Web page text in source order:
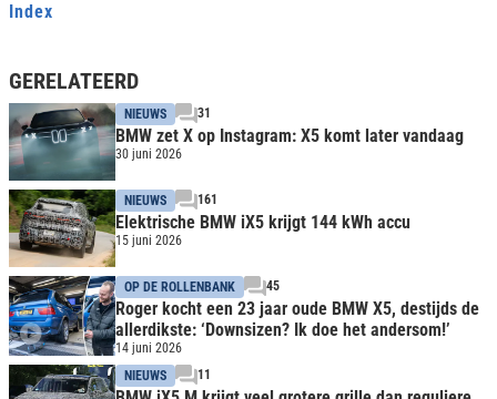
Index
GERELATEERD
NIEUWS 31
BMW zet X op Instagram: X5 komt later vandaag
30 juni 2026
NIEUWS 161
Elektrische BMW iX5 krijgt 144 kWh accu
15 juni 2026
OP DE ROLLENBANK 45
Roger kocht een 23 jaar oude BMW X5, destijds de
allerdikste: ‘Downsizen? Ik doe het andersom!’
14 juni 2026
NIEUWS
11